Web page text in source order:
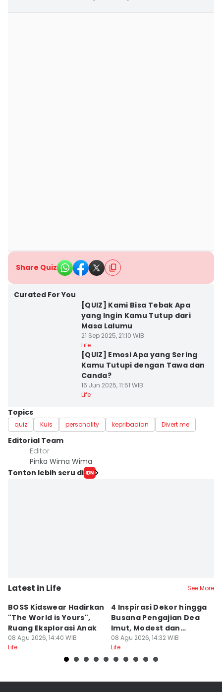
Share Quiz
Curated For You
[QUIZ] Kami Bisa Tebak Apa
yang Ingin Kamu Tutup dari
Masa Lalumu
21 Sep 2025, 21:10 WIB
Life
[QUIZ] Emosi Apa yang Sering
Kamu Tutupi dengan Tawa dan
Canda?
16 Jun 2025, 11:51 WIB
Life
Topics
quiz Kuis personality kepribadian Divert me
Editorial Team
Editor
Pinka Wima Wima
Tonton lebih seru di
Latest in Life See More
BOSS Kidswear Hadirkan
"The World is Yours",
Ruang Eksplorasi Anak
08 Agu 2026, 14:40 WIB
Life
4 Inspirasi Dekor hingga
Busana Pengajian Dea
Imut, Modest dan
Anggun!
08 Agu 2026, 14:32 WIB
Life